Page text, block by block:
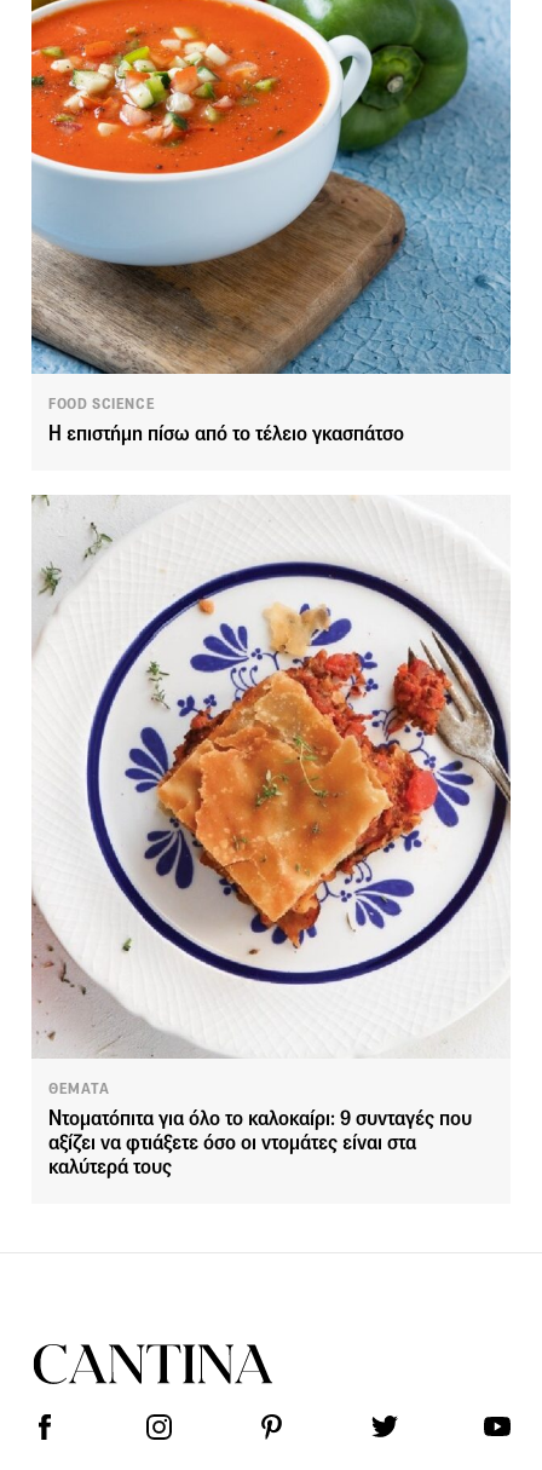
FOOD SCIENCE
Η επιστήμη πίσω από το τέλειο γκασπάτσο
ΘΕΜΑΤΑ
Ντοματόπιτα για όλο το καλοκαίρι: 9 συνταγές που
αξίζει να φτιάξετε όσο οι ντομάτες είναι στα
καλύτερά τους